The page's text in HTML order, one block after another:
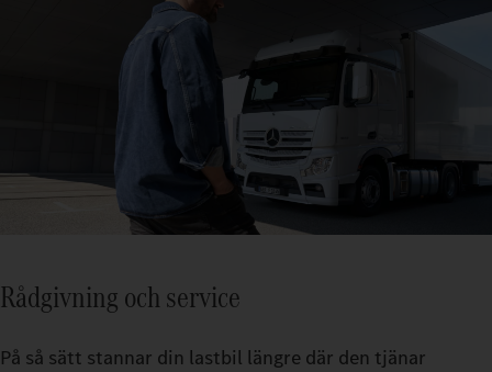
Rådgivning och service
På så sätt stannar din lastbil längre där den tjänar